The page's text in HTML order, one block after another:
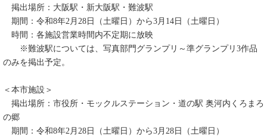
掲出場所：大阪駅・新大阪駅・難波駅
期間：令和8年2月28日（土曜日）から3月14日（土曜日）
​ 時間：各施設営業時間内不定期に放映
​ ※難波駅については、写真部門グランプリ～準グランプリ3作品
のみを掲出予定。
​＜本市施設＞
掲出場所：市役所・モックルステーション・道の駅 奥河内くろまろ
の郷
期間：令和8年2月28日（土曜日）から3月28日（土曜日）